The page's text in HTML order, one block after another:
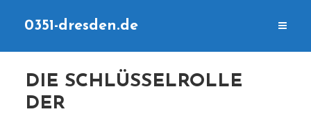
0351-dresden.de
DIE SCHLÜSSELROLLE
DER